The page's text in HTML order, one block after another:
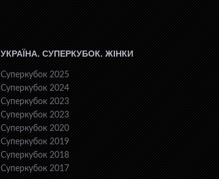
УКРАЇНА. СУПЕРКУБОК. ЖІНКИ
Суперкубок 2025
Суперкубок 2024
Суперкубок 2023
Суперкубок 2023
Суперкубок 2020
Суперкубок 2019
Суперкубок 2018
Суперкубок 2017